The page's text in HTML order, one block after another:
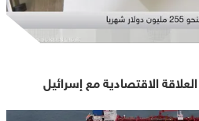
الاقتصادية مع إسرائيل